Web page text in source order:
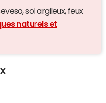
sol argileux, feux
naturels et